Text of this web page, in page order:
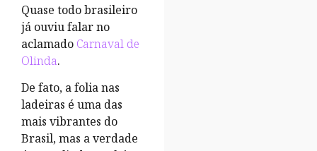
Quase todo brasileiro
já ouviu falar no
aclamado Carnaval de
Olinda.
De fato, a folia nas
ladeiras é uma das
mais vibrantes do
Brasil, mas a verdade